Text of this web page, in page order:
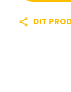
DIT